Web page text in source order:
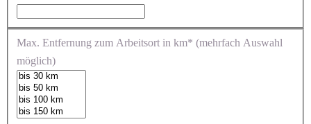
Max. Entfernung zum Arbeitsort in km* (mehrfach Auswahl
möglich)